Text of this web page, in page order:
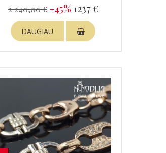
2 240,00 € -45% 1237 €
DAUGIAU